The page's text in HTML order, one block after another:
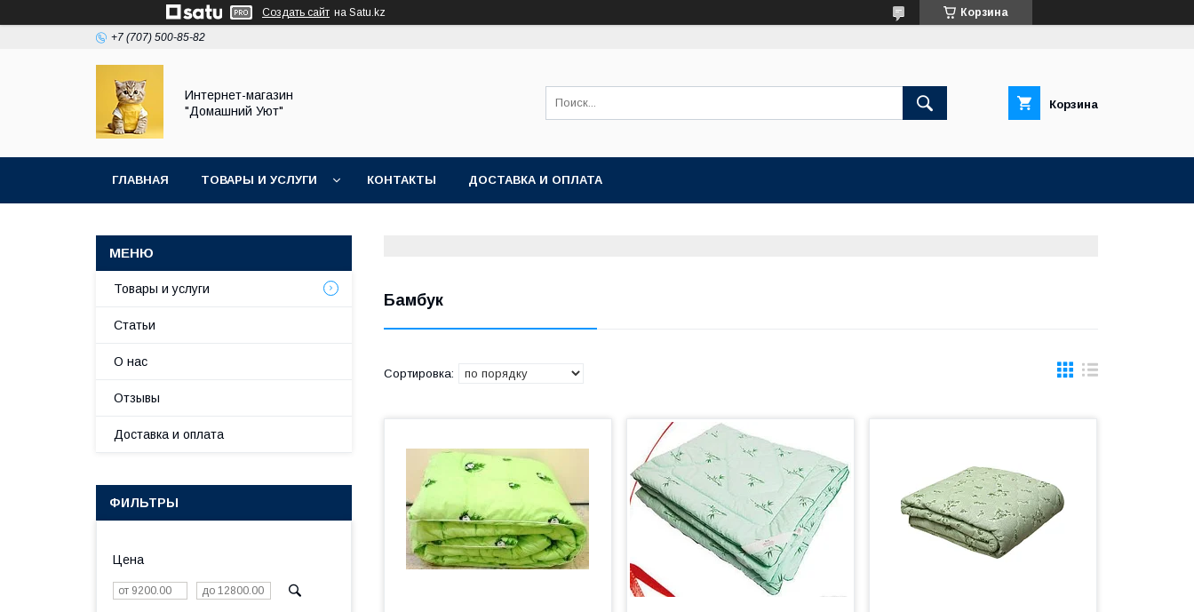
Создать сайт на Satu.kz Корзина
+7 (707) 500-85-82
Интернет-магазин
"Домашний Уют"
Корзина
ГЛАВНАЯ ТОВАРЫ И УСЛУГИ КОНТАКТЫ ДОСТАВКА И ОПЛАТА
Бамбук
Товары и услуги
Статьи
О нас
Отзывы
Доставка и оплата
ФИЛЬТРЫ
Цена